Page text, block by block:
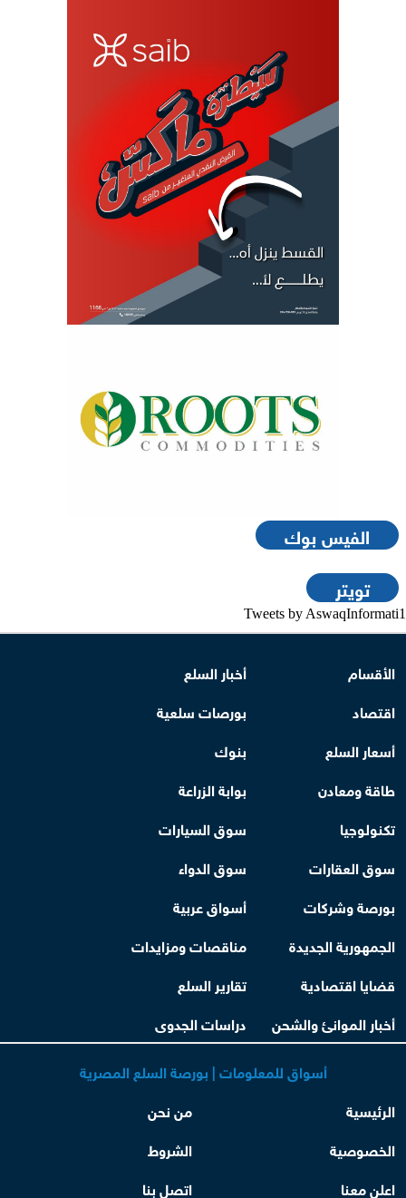
الفيس بوك
تويتر
Tweets by AswaqInformati1
الأقسام
أخبار السلع
اقتصاد
بورصات سلعية
أسعار السلع
بنوك
طاقة ومعادن
بوابة الزراعة
تكنولوجيا
سوق السيارات
سوق العقارات
سوق الدواء
بورصة وشركات
أسواق عربية
الجمهورية الجديدة
مناقصات ومزايدات
قضايا اقتصادية
تقارير السلع
أخبار الموانئ والشحن
دراسات الجدوى
أسواق للمعلومات | بورصة السلع المصرية
الرئيسية
من نحن
الخصوصية
الشروط
اعلن معنا
اتصل بنا